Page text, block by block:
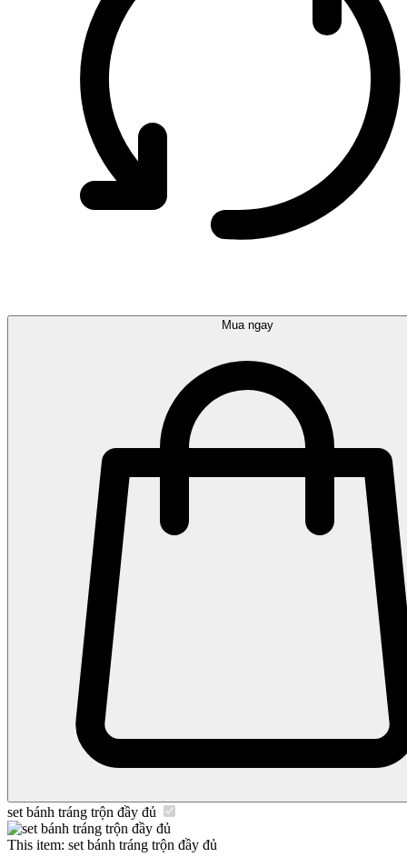
Mua ngay
set bánh tráng trộn đầy đủ
This item: set bánh tráng trộn đầy đủ